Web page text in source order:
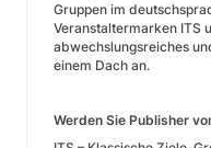
Gruppen im
Veranstaltermarken ITS
abwechslungsreiches
einem Dach an.
Werden Sie Publisher